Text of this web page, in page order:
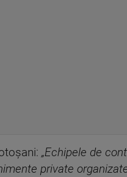
„Echipele de
private